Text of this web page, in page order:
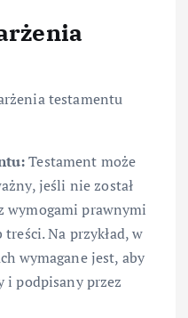
testamentu
Testament może
jeśli nie został
wymogami prawnymi
Na przykład, w
wymagane jest, aby
i podpisany przez